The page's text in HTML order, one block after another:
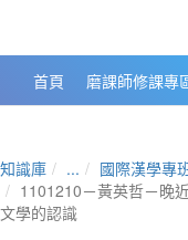
首頁 磨課師修課專
知識庫 ... 國際漢學專
1101210－黃英哲－晚
文學的認識